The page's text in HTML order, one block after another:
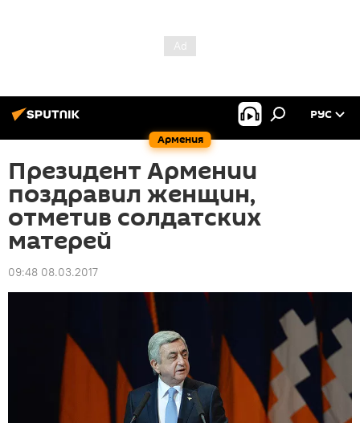
Армения
РУС
Президент Армении
поздравил женщин,
отметив солдатских
матерей
09:48 08.03.2017